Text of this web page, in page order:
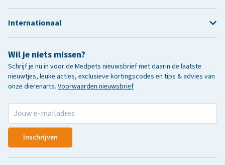
Wil je niets missen?
Schrijf je nu in voor de Medpets nieuwsbrief met daarin de laatste
nieuwtjes, leuke acties, exclusieve kortingscodes en tips & advies van
onze dierenarts. Voorwaarden nieuwsbrief
Inschrijven
Internationaal